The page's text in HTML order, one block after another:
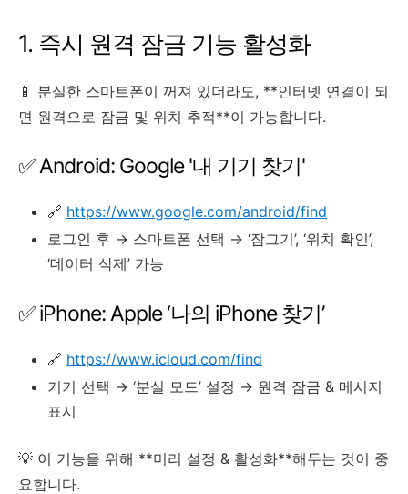
1. 즉시 원격 잠금 기능 활성화
📱 분실한 스마트폰이 꺼져 있더라도, **인터넷 연결이 되
면 원격으로 잠금 및 위치 추적**이 가능합니다.
✅ Android: Google '내 기기 찾기'
🔗 https://www.google.com/android/find
로그인 후 → 스마트폰 선택 → ‘잠그기’, ‘위치 확인’,
‘데이터 삭제’ 가능
✅ iPhone: Apple ‘나의 iPhone 찾기’
🔗 https://www.icloud.com/find
기기 선택 → ‘분실 모드’ 설정 → 원격 잠금 & 메시지
표시
💡 이 기능을 위해 **미리 설정 & 활성화**해두는 것이 중
요합니다.